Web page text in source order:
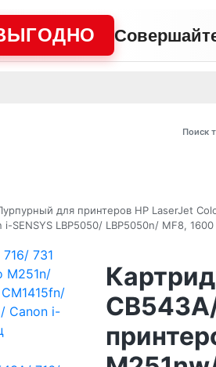
для принтеров HP LaserJet
SENSYS LBP5050/ LBP5050n/ MF8,